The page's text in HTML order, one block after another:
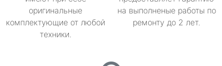
оригинальные
комплектующие от любой
техники.
на выполненые работы по
ремонту до 2 лет.